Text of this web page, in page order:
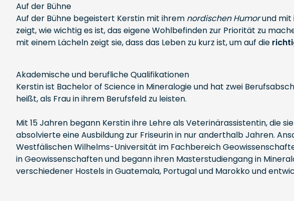
Auf der Bühne
Auf der Bühne begeistert Kerstin mit ihrem nordischen Humorund mit
zeigt, wie wichtig es ist, das eigene Wohlbefinden zur Priorität zu
mit einem Lächeln zeigt sie, dass das Leben zu kurz ist, um auf die
Akademische und berufliche Qualifikationen
Kerstin ist Bachelor of Science in Mineralogie und hat zwei
heißt, als Frau in ihrem Berufsfeld zu leisten.
Mit 15 Jahren begann Kerstin ihre Lehre als Veterinärassistentin, die
absolvierte eine Ausbildung zur Friseurin in nur anderthalb Jahren.
Westfälischen Wilhelms-Universität im Fachbereich
in Geowissenschaften und begann ihren Masterstudiengang in
verschiedener Hostels in Guatemala, Portugal und Marokko und